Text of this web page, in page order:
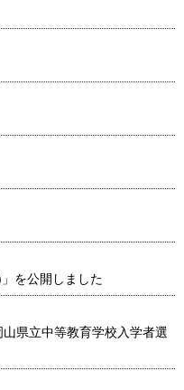
を公開しました
県立中等教育学校入学者選